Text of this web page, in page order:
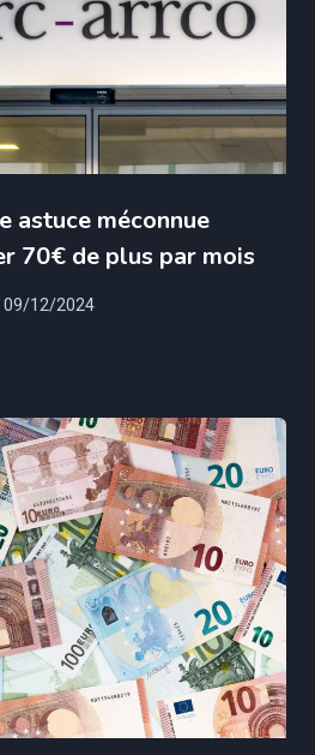
astuce méconnue
70€ de plus par mois
09/12/2024